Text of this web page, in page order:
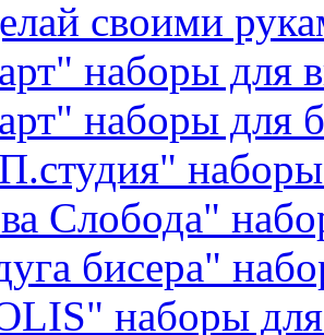
своими
наборы для
наборы для
Слобода"
бисера"
наборы